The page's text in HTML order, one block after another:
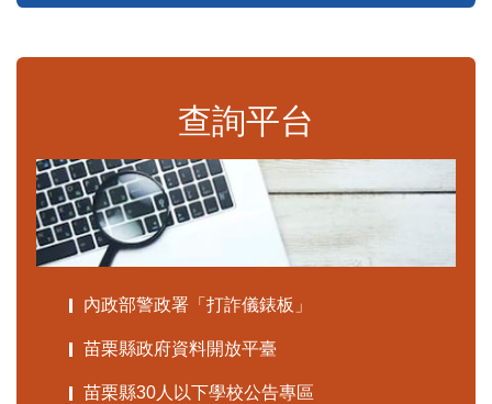
查詢平台
內政部警政署「打詐儀錶板」
苗栗縣政府資料開放平臺
苗栗縣30人以下學校公告專區